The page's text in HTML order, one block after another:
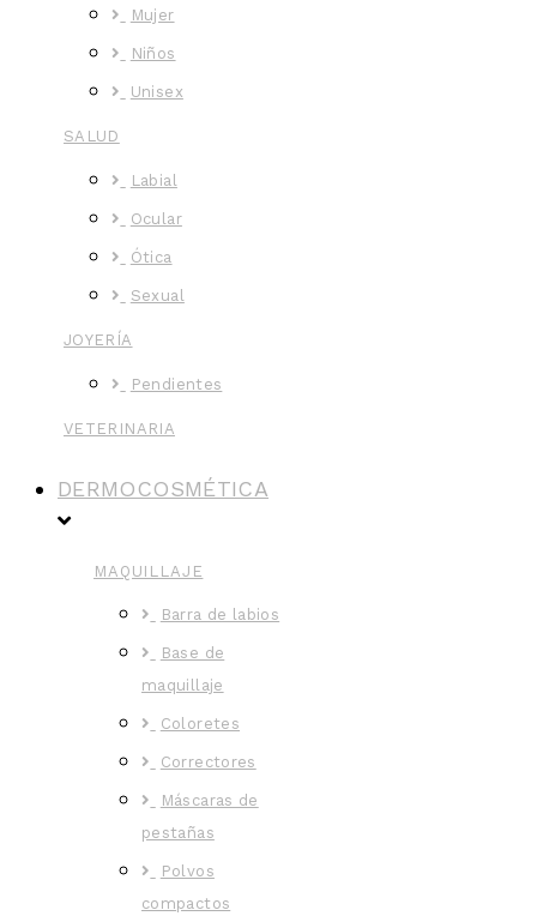
Mujer
Niños
Unisex
SALUD
Labial
Ocular
Ótica
Sexual
JOYERÍA
Pendientes
VETERINARIA
DERMOCOSMÉTICA
MAQUILLAJE
Barra de labios
Base de
maquillaje
Coloretes
Correctores
Máscaras de
pestañas
Polvos
compactos